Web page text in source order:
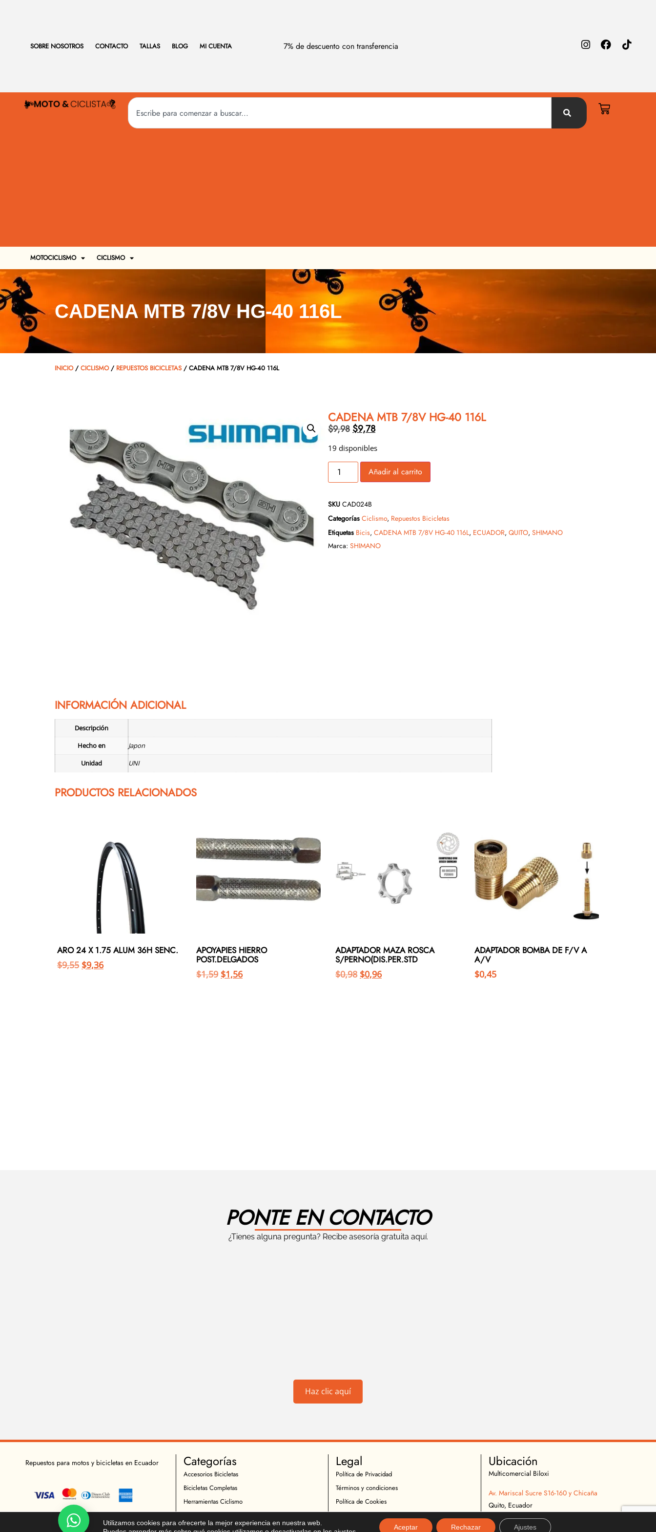
SOBRE NOSOTROS CONTACTO TALLAS BLOG MI CUENTA 7% de descuento con transferencia
MOTOCICLISMO CICLISMO
CADENA MTB 7/8V HG-40 116L
INICIO/ CICLISMO/ REPUESTOS BICICLETAS / CADENA MTB 7/8V HG-40 116L
CADENA MTB 7/8V HG-40 116L
$9,98 $9,78
19 disponibles
Añadir al carrito
SKU CAD024B
Categorías Ciclismo, Repuestos Bicicletas
Etiquetas Bicis, CADENA MTB 7/8V HG-40 116L, ECUADOR, QUITO, SHIMANO
Marca: SHIMANO
INFORMACIÓN ADICIONAL
Descripción
Hecho en
Japon
Unidad
UNI
PRODUCTOS RELACIONADOS
ARO 24 X 1.75 ALUM 36H SENC.
$9,55 $9,36
APOYAPIES HIERRO
POST.DELGADOS
$1,59 $1,56
ADAPTADOR MAZA ROSCA
S/PERNO(DIS.PER.STD
$0,98 $0,96
ADAPTADOR BOMBA DE F/V A
A/V
$0,45
PONTE EN CONTACTO
¿Tienes alguna pregunta? Recibe asesoría gratuita aquí.
Haz clic aquí
Repuestos para motos y bicicletas en Ecuador Categorías
Accesorios Bicicletas
Bicicletas Completas
Herramientas Ciclismo
Indumentaria Ciclistas
Repuestos Bicicletas
Legal
Política de Privacidad
Términos y condiciones
Política de Cookies
Política de Devoluciones
Descargo de Responsabilidad
Ubicación
Multicomercial Biloxi
Av. Mariscal Sucre S16-160 y Chicaña
Quito, Ecuador
02 2627 540
096 296 9642
Utilizamos cookies para ofrecerte la mejor experiencia en nuestra web.
Aceptar Rechazar Ajustes
Chatea!